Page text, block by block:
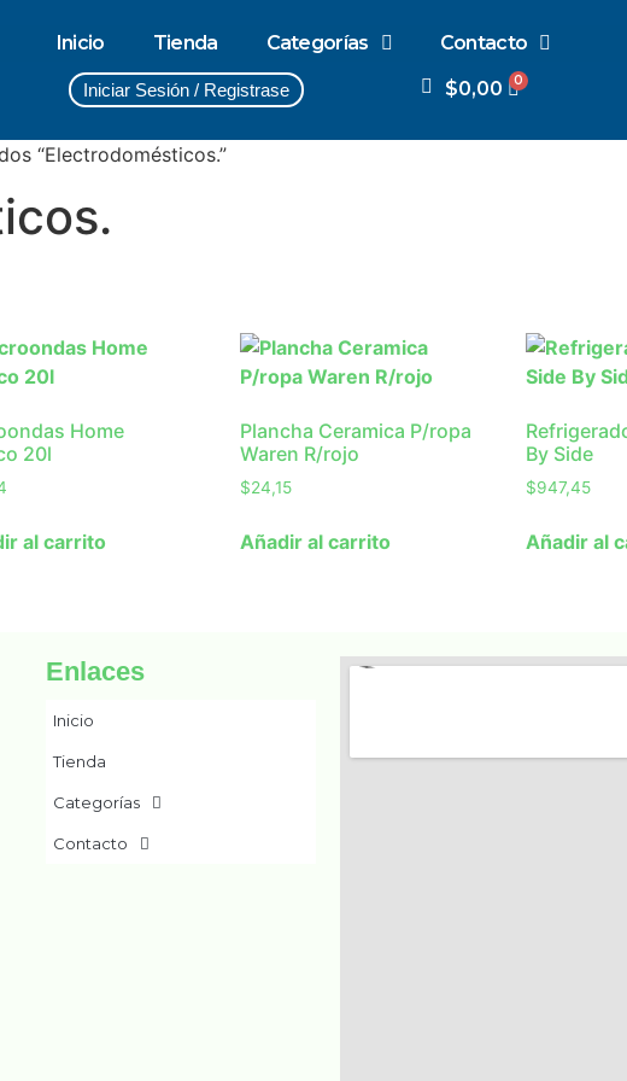
Inicio Tienda Categorías Contacto
Iniciar Sesión / Registrase $0,00
“Electrodomésticos.”
Home
20l
al carrito
Plancha Ceramica P/ropa
Waren R/rojo
$24,15
Añadir al carrito
By Side
$947,45
Añadir al
Enlaces
Inicio
Tienda
Categorías
Contacto